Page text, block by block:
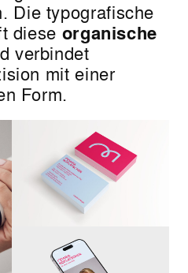
Die typografische
diese organische
verbindet
mit einer
Form.